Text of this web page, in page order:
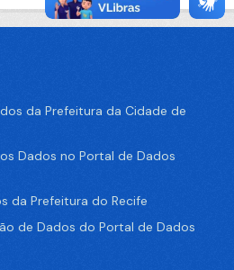
da Prefeitura da Cidade de
Dados no Portal de Dados
da Prefeitura do Recife
de Dados do Portal de Dados